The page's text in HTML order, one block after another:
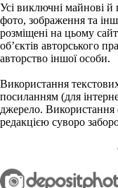
Усі виключні майнові й
фото, зображення та
розміщені на цьому
об’єктів авторського
авторство іншої особи.
Використання
посиланням (для
джерело. Використання
редакцією суворо